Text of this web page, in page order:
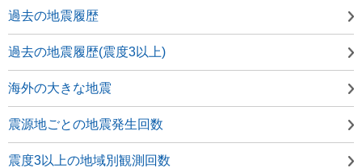
過去の地震履歴
過去の地震履歴(震度3以上)
海外の大きな地震
震源地ごとの地震発生回数
震度3以上の地域別観測回数